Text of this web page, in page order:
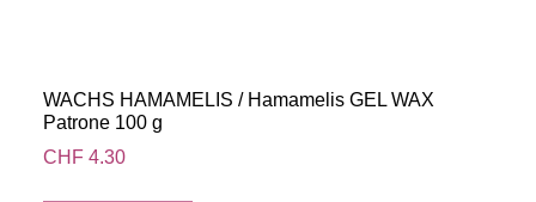
WACHS HAMAMELIS / Hamamelis GEL WAX
Patrone 100 g
CHF 4.30